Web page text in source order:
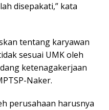
disepakati,” kata
tentang karyawan
sesuai UMK oleh
ketenagakerjaan
Naker.
perusahaan harusnya